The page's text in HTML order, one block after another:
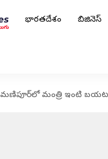
భారతదేశం బిజినెస్
మణిపూర్‌లో మంత్రి ఇంటి బయట